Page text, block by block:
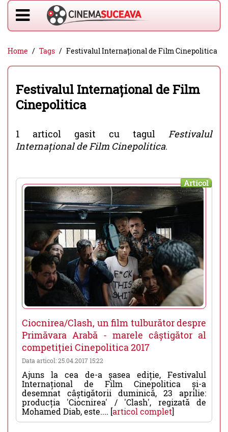
Home Tags Festivalul Internațional de Film Cinepolitica
Festivalul Internațional de Film
Cinepolitica
1 articol gasit cu tagul Festivalul
Internațional de Film Cinepolitica.
Articol
Ciocnirea/Clash, un film tulburător despre
Primăvara Arabă - marele câștigător al
competiției Cinepolitica 2017
Data articol: 25.04.2017 15:22
Ajuns la cea de-a șasea ediție, Festivalul
Internațional de Film Cinepolitica și-a
desemnat câștigătorii duminică, 23 aprilie:
producția 'Ciocnirea' / 'Clash', regizată de
Mohamed Diab, este.... [articol complet]